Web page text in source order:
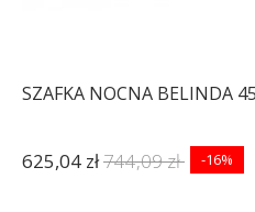
SZAFKA NOCNA BELINDA
625,04 zł744,09 zł -16%